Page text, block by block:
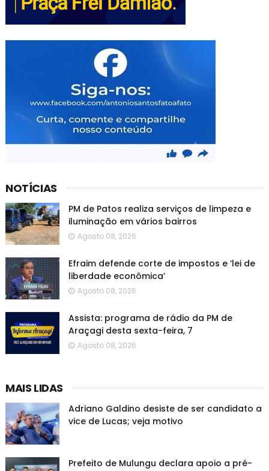
NOTÍCIAS
PM de Patos realiza serviços de limpeza e
iluminação em vários bairros
Agosto 08, 2026
Efraim defende corte de impostos e ‘lei de
liberdade econômica’
Agosto 08, 2026
Assista: programa de rádio da PM de
Araçagi desta sexta-feira, 7
Agosto 08, 2026
MAIS LIDAS
Adriano Galdino desiste de ser candidato a
vice de Lucas; veja motivo
Prefeito de Mulungu declara apoio a pré-